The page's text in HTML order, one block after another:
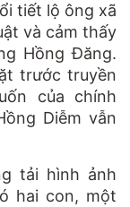
tiết lộ ông xã
và cảm thấy
Hồng Đăng.
trước truyền
của chính
Diễm vẫn
tải hình ảnh
hai con, một